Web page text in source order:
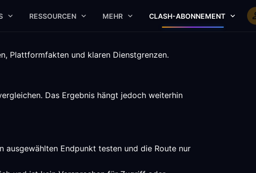
RESSOURCEN MEHR CLASH-ABONNEMENT
Plattformfakten und klaren Dienstgrenzen.
Das Ergebnis hängt jedoch weiterhin
ausgewählten Endpunkt testen und die Route nur